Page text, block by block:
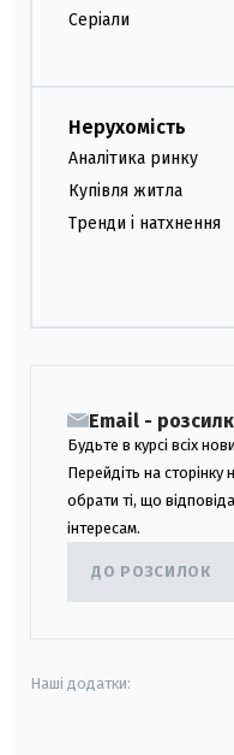
Серіали
Нерухомість
Аналітика ринку
Купівля житла
Тренди і натхнення
Email -
Будьте в курсі всіх
Перейдіть на
обрати ті, що
інтересам.
ДО РОЗСИЛОК
Наші додатки: